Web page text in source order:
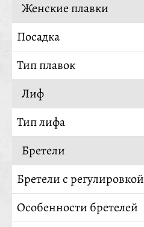
Женские плавки
Посадка
Тип плавок
Лиф
Тип лифа
Бретели
Бретели с регулировкой
Особенности бретелей